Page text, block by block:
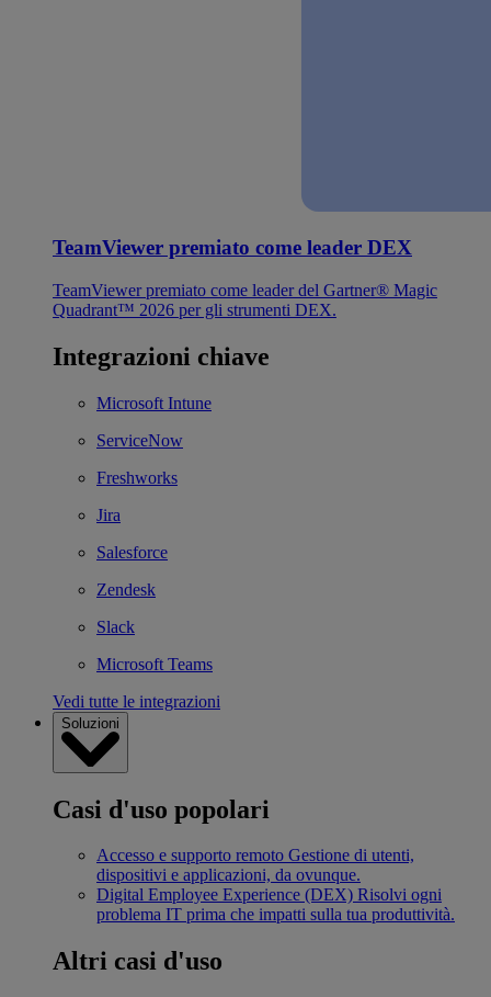
TeamViewer premiato come leader DEX
TeamViewer premiato come leader del Gartner® Magic
Quadrant™ 2026 per gli strumenti DEX.
Integrazioni chiave
Microsoft Intune
ServiceNow
Freshworks
Jira
Salesforce
Zendesk
Slack
Microsoft Teams
Vedi tutte le integrazioni
Soluzioni
Casi d'uso popolari
Accesso e supporto remoto Gestione di utenti,
dispositivi e applicazioni, da ovunque.
Digital Employee Experience (DEX) Risolvi ogni
problema IT prima che impatti sulla tua produttività.
Altri casi d'uso